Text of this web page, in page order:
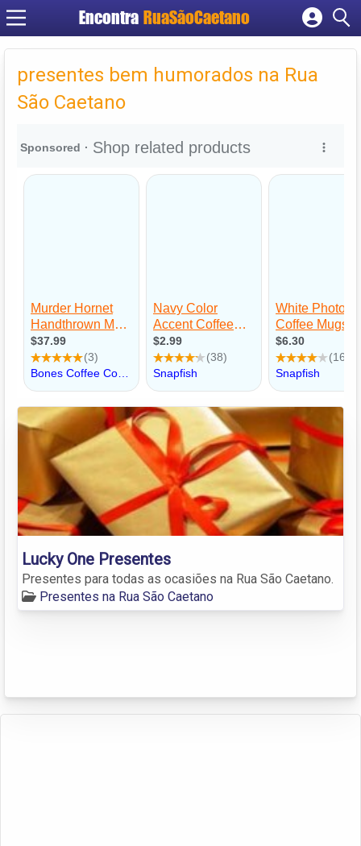
Encontra RuaSãoCaetano
Cadastrar empresa
Criar conta
presentes bem humorados na Rua
São Caetano
Lucky One Presentes
Presentes para todas as ocasiões na Rua São Caetano.
Presentes na Rua São Caetano